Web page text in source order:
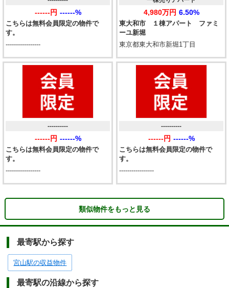
こちらは無料会員限定の物件で
す。
------円 ------%
-----------------
東大和市 １棟アパート ファミ
ーユ新堀
4,980万円 6.50%
東京都東大和市新堀1丁目
こちらは無料会員限定の物件で
す。
----------
------円 ------%
-----------------
こちらは無料会員限定の物件で
す。
----------
------円 ------%
-----------------
類似物件をもっと見る
最寄駅から探す
宮山駅の収益物件
最寄駅の沿線から探す